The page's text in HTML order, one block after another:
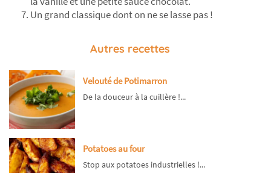
Un grand classique dont on ne se lasse pas !
Autres recettes
Velouté de Potimarron
De la douceur à la cuillère !...
Potatoes au four
Stop aux potatoes industrielles !...